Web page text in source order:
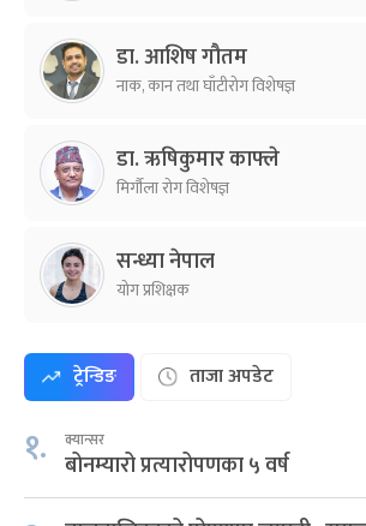
डा. आशिष गौतम
नाक, कान तथा घाँटीरोग विशेषज्ञ
डा‍. ऋषिकुमार काफ्ले
मिर्गौला रोग विशेषज्ञ
सन्ध्या नेपाल
योग प्रशिक्षक
ट्रेन्डिङ ताजा अपडेट
१. क्यान्सर
बोनम्यारो प्रत्यारोपणका ५ वर्ष